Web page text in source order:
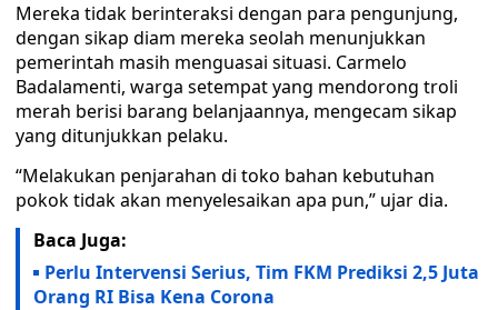
Mereka tidak berinteraksi dengan para pengunjung,
dengan sikap diam mereka seolah menunjukkan
pemerintah masih menguasai situasi. Carmelo
Badalamenti, warga setempat yang mendorong troli
merah berisi barang belanjaannya, mengecam sikap
yang ditunjukkan pelaku.
“Melakukan penjarahan di toko bahan kebutuhan
pokok tidak akan menyelesaikan apa pun,” ujar dia.
Baca Juga:
Perlu Intervensi Serius, Tim FKM Prediksi 2,5 Juta
Orang RI Bisa Kena Corona